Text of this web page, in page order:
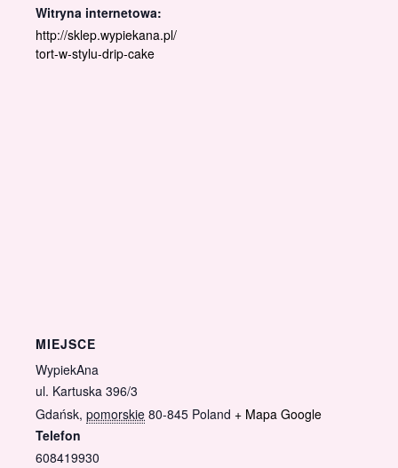
Witryna internetowa:
http://sklep.wypiekana.pl/
tort-w-stylu-drip-cake
MIEJSCE
WypiekAna
ul. Kartuska 396/3
Gdańsk, pomorskie 80-845 Poland + Mapa Google
Telefon
608419930